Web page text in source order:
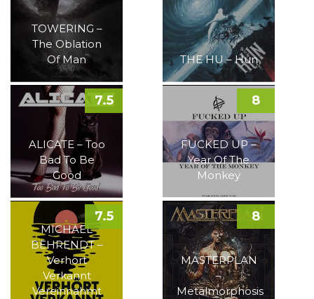
TOWERING –
The Oblation
Of Man
THE HU – Hun
ALICATE – Too
Bad To Be
Good
7.5
FUCKED UP –
Year Of The
Monkey
8
MICHAEL
BEHRENDT –
Verhört
Verkannt
Vereinnahmt
7.5
MASTERPLAN
–
Metalmorphosis
8